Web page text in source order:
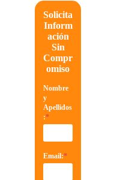
Solicita
Inform
ación
Sin
Compr
omiso
Nombre
y
Apellidos
:*
Email:*